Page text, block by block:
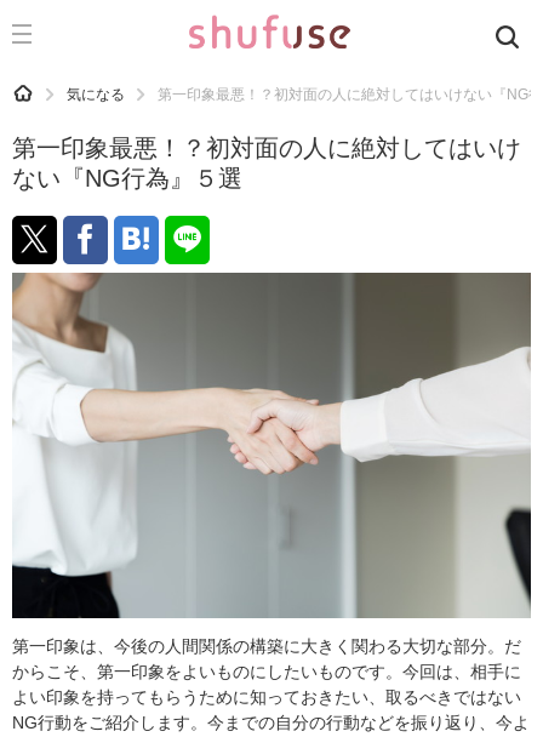
CATEGORY 記事カテゴリ
運気
洗濯
生活の知恵
お金
掃除
マナー
趣味
おすすめ
HOME 気になる 第一印象最悪！？初対面の人に絶対してはいけない『NG
第一印象最悪！？初対面の人に絶対してはいけ
ない『NG行為』５選
第一印象は、今後の人間関係の構築に大きく関わる大切な部分。だ
からこそ、第一印象をよいものにしたいものです。今回は、相手に
よい印象を持ってもらうために知っておきたい、取るべきではない
NG行動をご紹介します。今までの自分の行動などを振り返り、今よ